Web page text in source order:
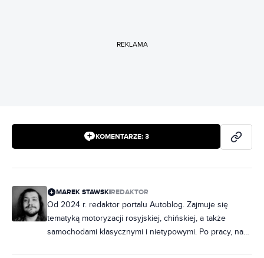
REKLAMA
KOMENTARZE: 3
MAREK STAWSKIREDAKTOR
Od 2024 r. redaktor portalu Autoblog. Zajmuje się
tematyką motoryzacji rosyjskiej, chińskiej, a także
samochodami klasycznymi i nietypowymi. Po pracy, na